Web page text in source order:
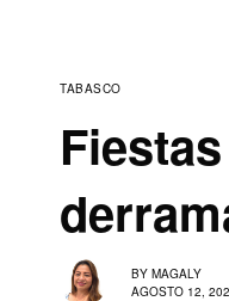
TABASCO
BY MAGALY
AGOSTO 12,